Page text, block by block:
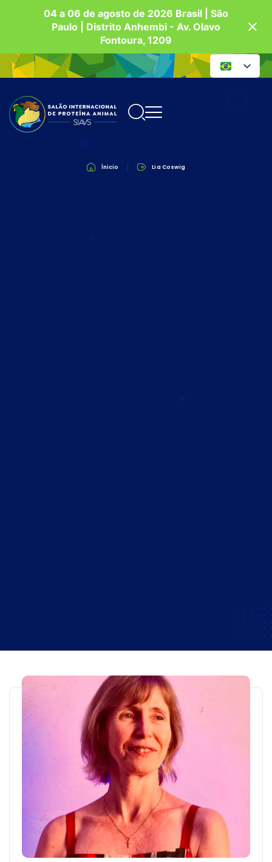
04 a 06 de agosto de 2026 Brasil | São
Paulo | Distrito Anhembi - Av. Olavo
Fontoura, 1209
Ínicio Lia Coswig